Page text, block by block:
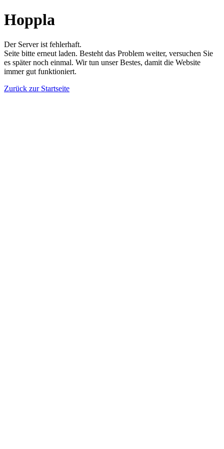
Hoppla
Der Server ist fehlerhaft.
Seite bitte erneut laden. Besteht das Problem weiter, versuchen Sie
es später noch einmal. Wir tun unser Bestes, damit die Website
immer gut funktioniert.
Zurück zur Startseite